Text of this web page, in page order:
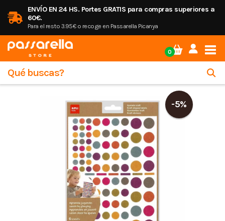
ENVÍO EN 24 HS. Portes GRATIS para compras superiores a
60€.
Para el resto 3.95€ o recoge en Passarella Picanya
0
-5%